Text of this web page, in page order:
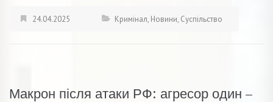
24.04.2025 Кримінал, Новини, Суспільство
Макрон після атаки РФ: агресор один –